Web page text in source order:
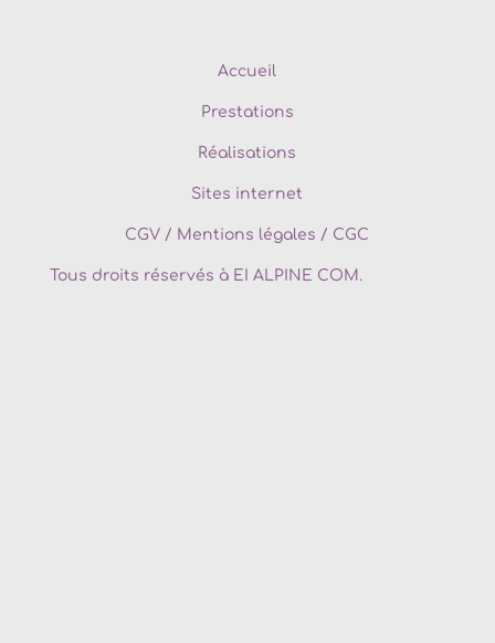
Accueil
Prestations
Réalisations
Sites internet
CGV / Mentions légales / CGC
Tous droits réservés à EI ALPINE COM.